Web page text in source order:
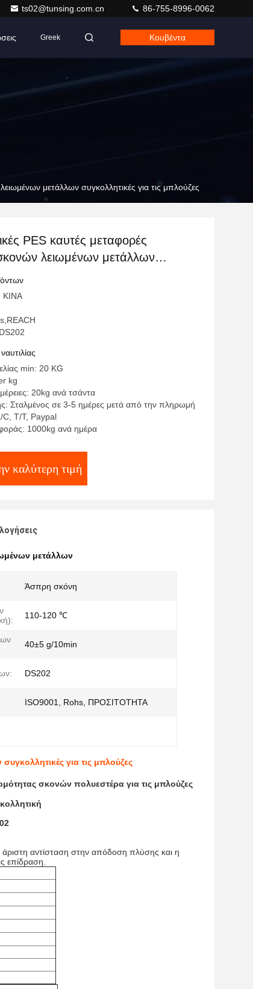
ts02@tunsing.com.cn 86-755-8996-0062
Greek Κουβέντα
μετάλλων συγκολλητικές για τις μπλούζες
PES καυτές μεταφορές
λειωμένων μετάλλων
για τις μπλούζες
ΚΙΝΑ
min: 20 KG
kg
20kg ανά τσάντα
Σταλμένος σε 3-5 ημέρες μετά από την πληρωμή
T/T, Paypal
1000kg ανά ημέρα
καλύτερη τιμή
μετάλλων
Άσπρη σκόνη
110-120 ℃
40±5 g/10min
DS202
ISO9001, Rohs, ΠΡΟΣΙΤΟΤΗΤΑ
για τις μπλούζες
σκονών πολυεστέρα για τις μπλούζες
άριστη αντίσταση στην απόδοση πλύσης και η
επίδραση.